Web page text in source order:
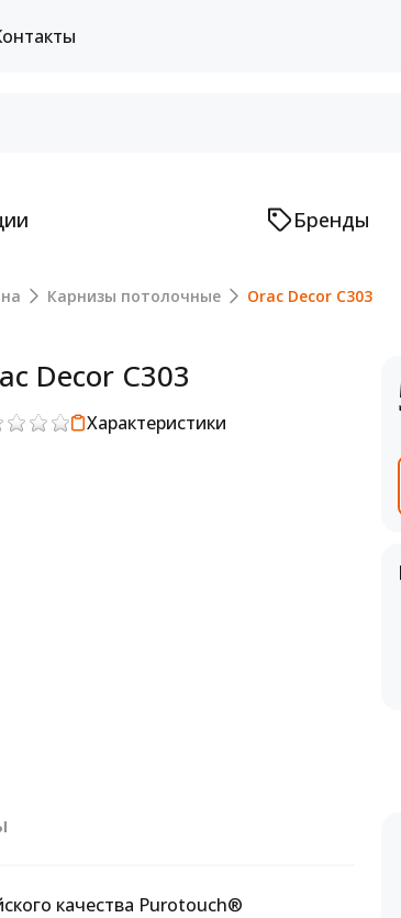
Бренды
Карнизы потолочные Orac Decor C303
Decor C303
Характеристики
качества Purotouch®